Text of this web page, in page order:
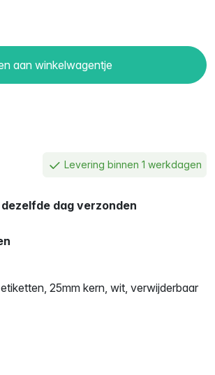
aan winkelwagentje
Levering binnen 1 werkdagen
dezelfde dag verzonden
25mm kern, wit, verwijderbaar